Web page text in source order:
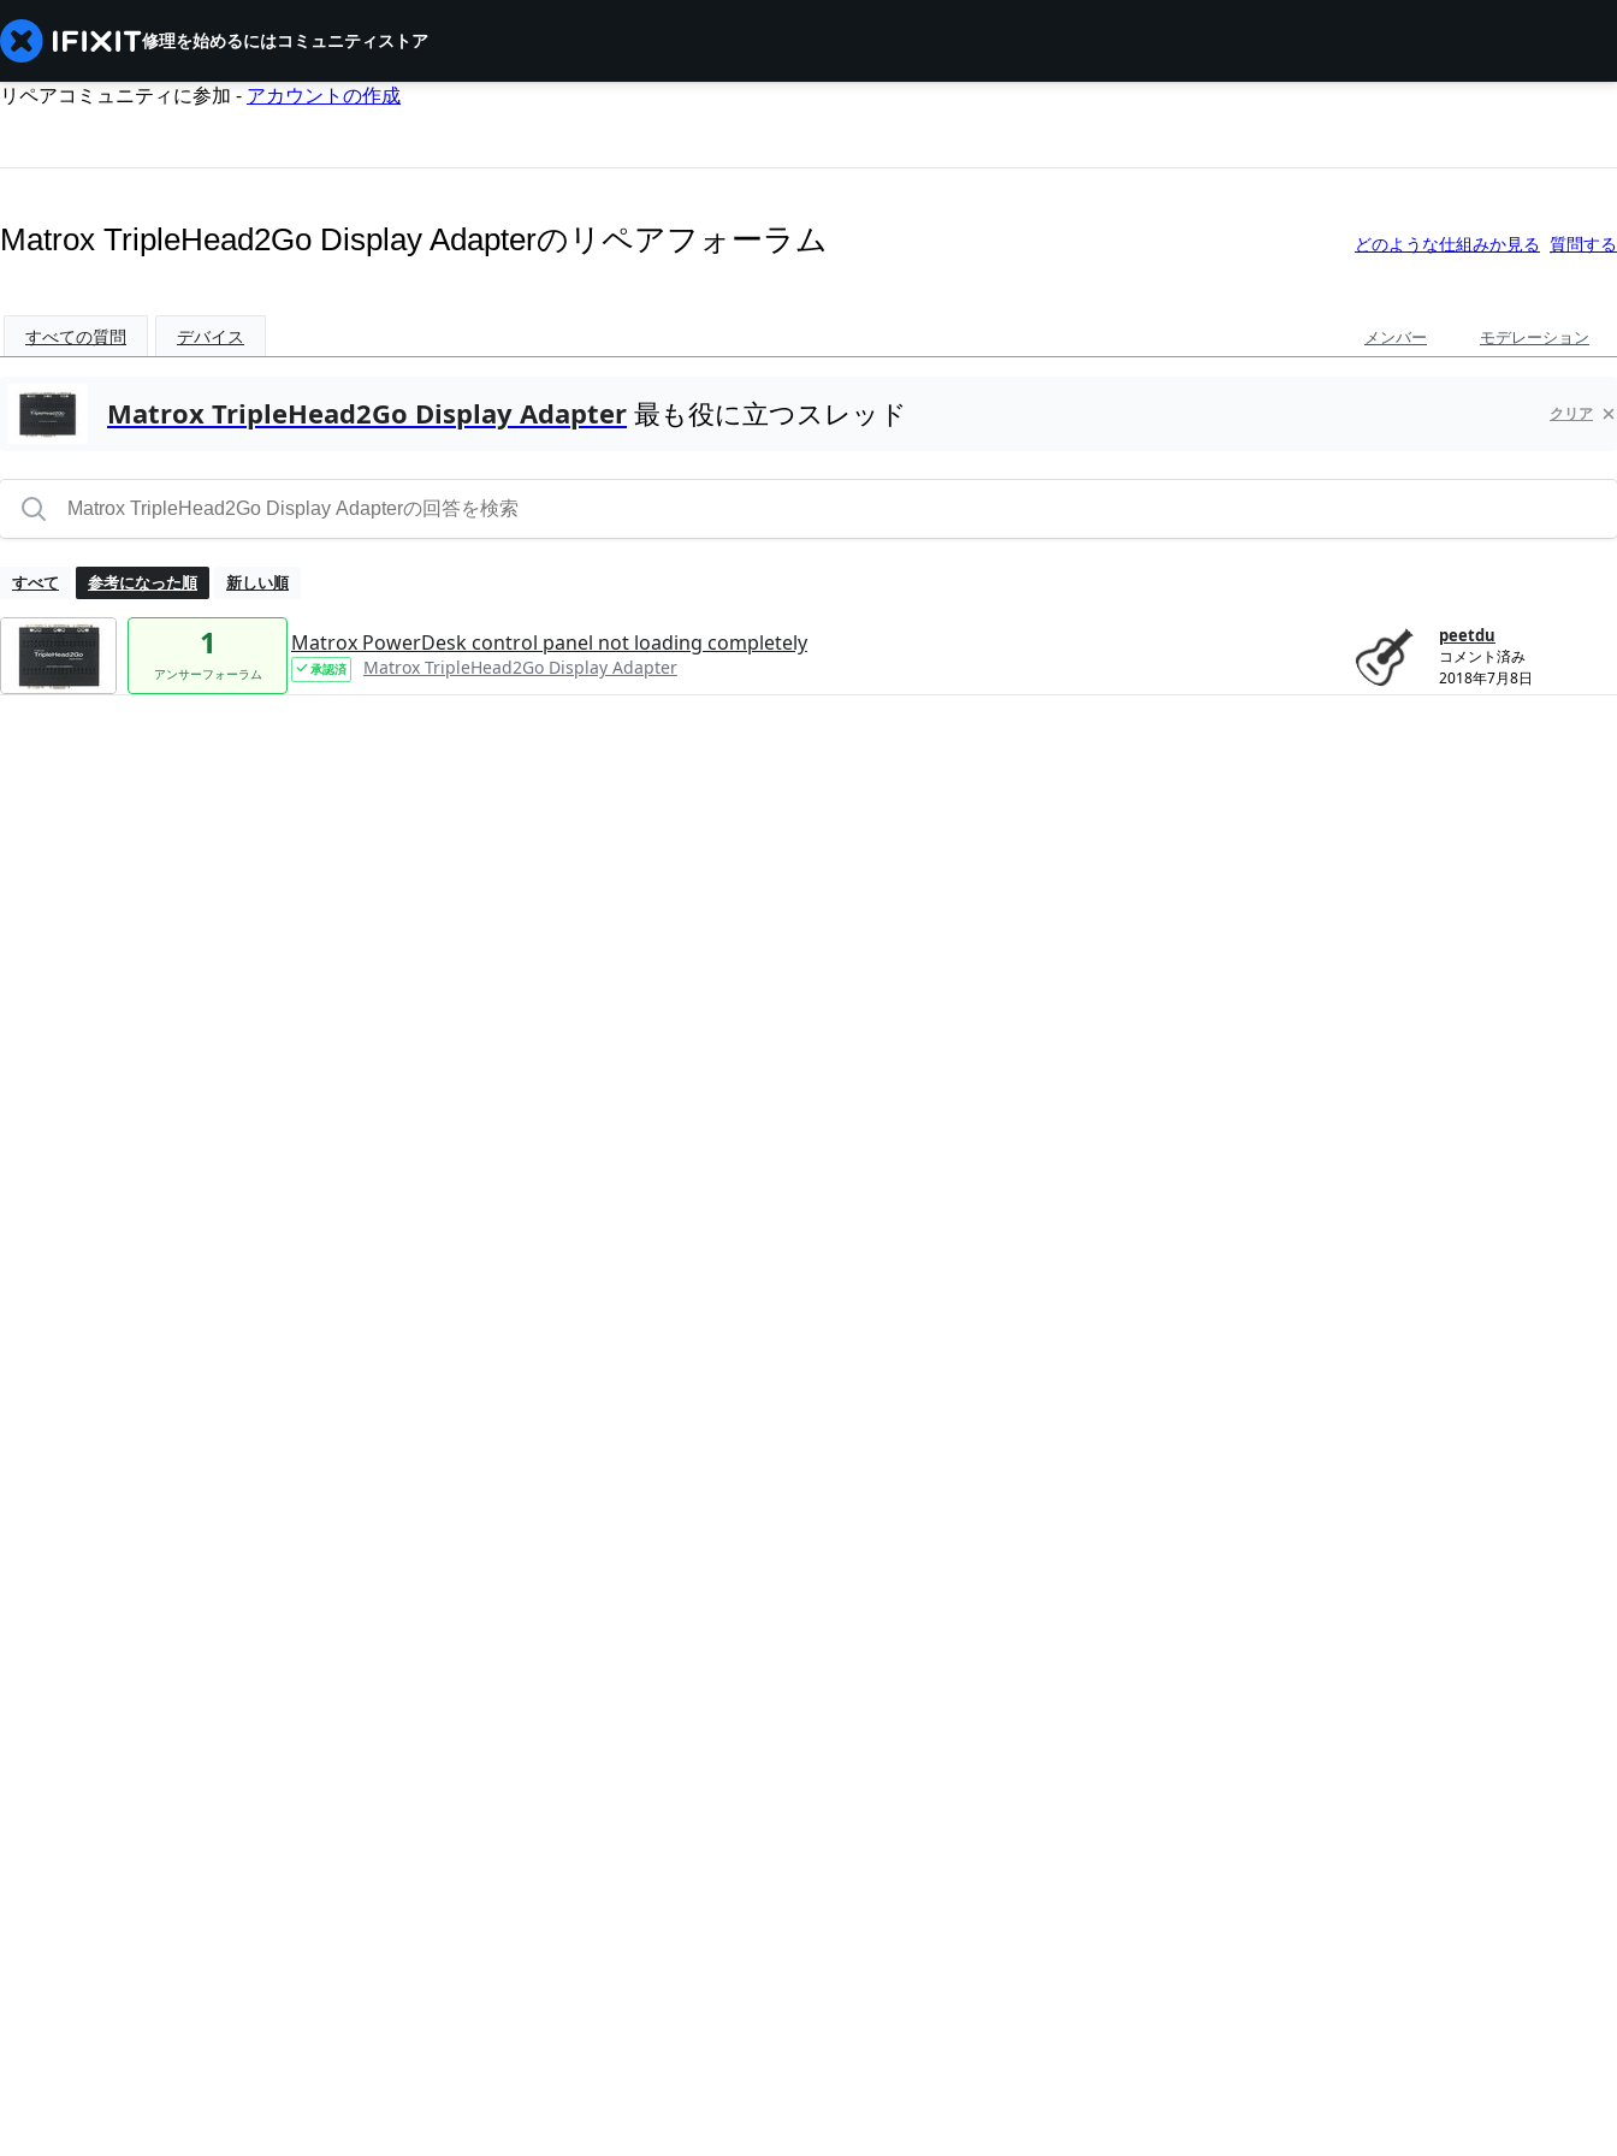
修理を始めるにはコミュニティストア
リペアコミュニティに参加 - アカウントの作成
Matrox TripleHead2Go Display Adapterのリペアフォーラム どのような仕組みか見る 質問する
すべての質問 デバイス メンバー モデレーション
Matrox TripleHead2Go Display Adapter 最も役に立つスレッド クリア
すべて 参考になった順 新しい順
1
アンサーフォーラム
Matrox PowerDesk control panel not loading completely
承認済 Matrox TripleHead2Go Display Adapter
peetdu
コメント済み
2018年7月8日